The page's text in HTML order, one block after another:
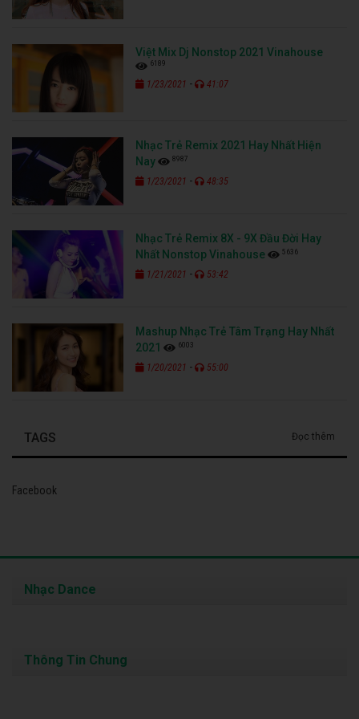
Việt Mix Dj Nonstop 2021 Vinahouse
6189
1/23/2021 - 41:07
Nhạc Trẻ Remix 2021 Hay Nhất Hiện
Nay
8987
1/23/2021 - 48:35
Nhạc Trẻ Remix 8X - 9X Đầu Đời Hay
Nhất Nonstop Vinahouse
5636
1/21/2021 - 53:42
Mashup Nhạc Trẻ Tâm Trạng Hay Nhất
2021
6003
1/20/2021 - 55:00
TAGS Đọc thêm
Facebook
Nhạc Dance
Thông Tin Chung